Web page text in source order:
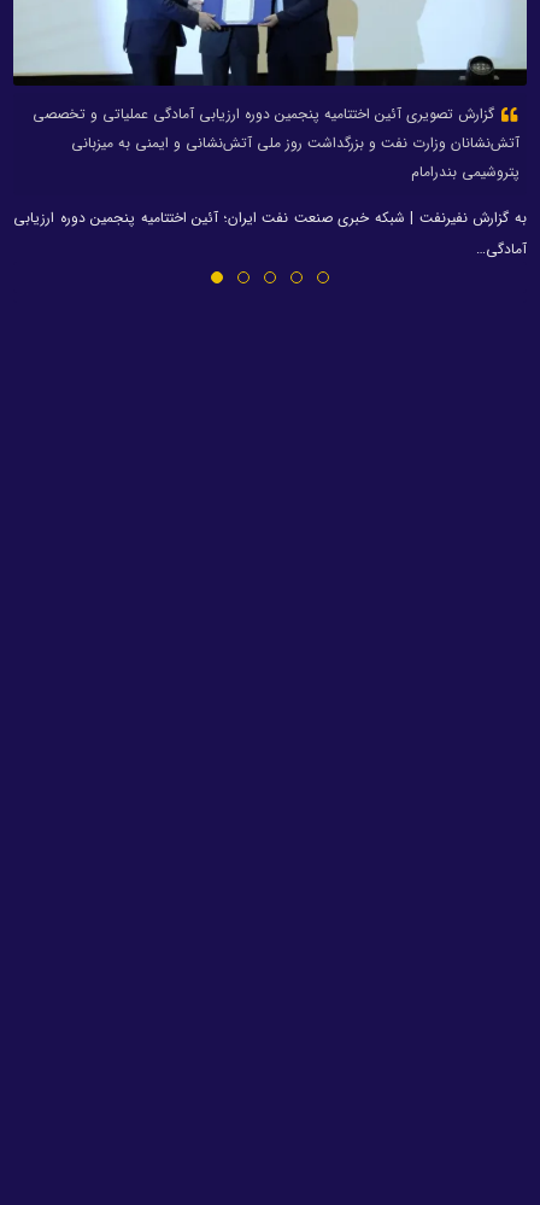
گزارش تصویری آئین اختتامیه پنجمین دوره ارزیابی آمادگی عملیاتی و تخصصی
آتش‌نشانان وزارت نفت و بزرگداشت روز ملی آتش‌نشانی و ایمنی به میزبانی
پتروشیمی بندرامام
به گزارش نفیرنفت | شبکه خبری صنعت نفت ایران؛ آئین اختتامیه پنجمین دوره ارزیابی
آمادگی…